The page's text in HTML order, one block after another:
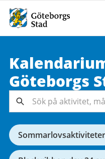
Göteborgs
Sök på
aktivitet,
målgrupp,
arrangör...
Sök
Sommarlovsaktiviteter